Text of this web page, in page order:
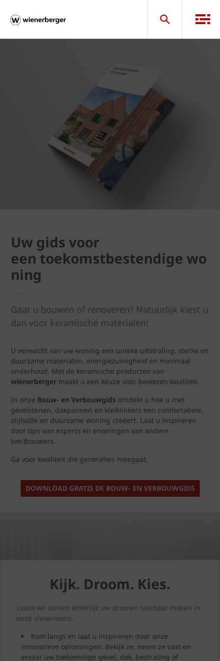
Uw gids voor
een toekomstbestendige wo
ning
Gaat u bouwen of renoveren? Natuurlijk kiest u
dan voor keramische materialen!
U verwacht van uw woning een unieke uitstraling, sterke en
duurzame materialen, energiezuinigheid en minimaal
onderhoud. Met de keramische producten van
wienerberger maakt u een keuze voor bewezen kwaliteit.
In onze Bouw- en Verbouwgids ontdekt u hoe u met
gevelstenen, dakpannen en kleiklinkers een comfortabele,
stijlvolle en duurzame woning creëert. Laat u inspireren
door tips van experts en ervaringen van andere
(ver)bouwers.
Ga voor kwaliteit die generaties meegaat.
DOWNLOAD GRATIS DE BOUW- EN VERBOUWGIDS
Kijk. Droom. Kies.
Laten we samen letterlijk uw dromen tastbaar maken in
onze showrooms.
Kom langs en laat u inspireren door onze
innovatieve oplossingen. Bekijk ze, neem ze vast en
ervaar uw toekomstige gevel, dak, bestrating of